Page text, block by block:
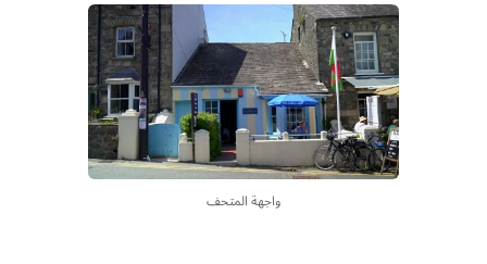
واجهة المتحف